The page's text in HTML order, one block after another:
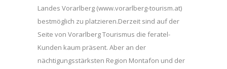
Landes Vorarlberg (www.vorarlberg-tourism.at)
bestmöglich zu platzieren.Derzeit sind auf der
Seite von Vorarlberg Tourismus die feratel-
Kunden kaum präsent. Aber an der
nächtigungsstärksten Region Montafon und der